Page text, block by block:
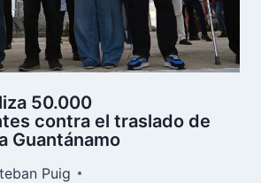
50.000
contra el traslado de
Guantánamo
Puig